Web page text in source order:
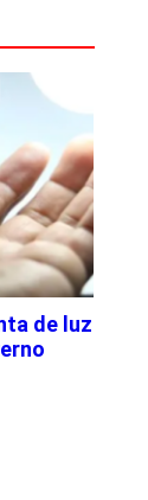
de luz